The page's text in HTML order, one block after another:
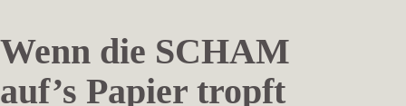
Wenn die SCHAM
auf’s Papier tropft